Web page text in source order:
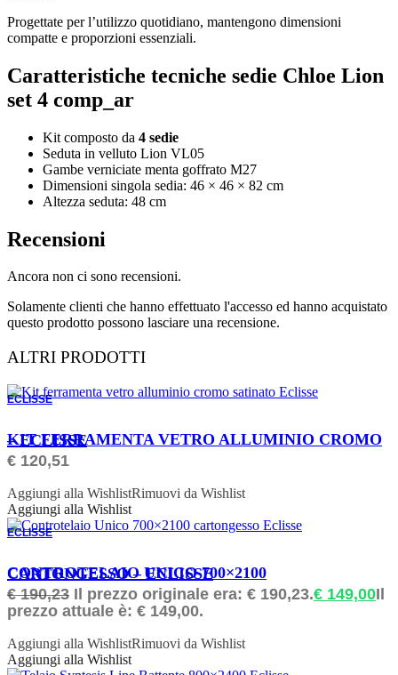
Progettate per l’utilizzo quotidiano, mantengono dimensioni
compatte e proporzioni essenziali.
Caratteristiche tecniche sedie Chloe Lion
set 4 comp_ar
Kit composto da 4 sedie
Seduta in velluto Lion VL05
Gambe verniciate menta goffrato M27
Dimensioni singola sedia: 46 × 46 × 82 cm
Altezza seduta: 48 cm
Recensioni
Ancora non ci sono recensioni.
Solamente clienti che hanno effettuato l'accesso ed hanno acquistato
questo prodotto possono lasciare una recensione.
ALTRI PRODOTTI
ECLISSE
ORDINABILE
KIT FERRAMENTA VETRO ALLUMINIO CROMO – ECLISSE
€ 120,51
Aggiungi alla WishlistRimuovi da Wishlist
Aggiungi alla Wishlist
ECLISSE
ORDINABILE
CONTROTELAIO UNICO 700×2100 CARTONGESSO – ECLISSE
€190,23 Il prezzo originale era: € 190,23.€ 149,00Il
prezzo attuale è: € 149,00.
Aggiungi alla WishlistRimuovi da Wishlist
Aggiungi alla Wishlist